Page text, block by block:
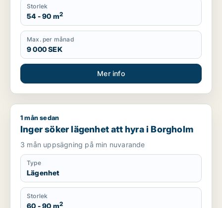
Storlek
54 - 90 m2
Max. per månad
9 000 SEK
Mer info
Inger söker lägenhet att hyra i Borgholm
1 mån sedan
Inger söker lägenhet att hyra i Borgholm
3 mån uppsägning på min nuvarande
Type
Lägenhet
Storlek
60 - 90 m2